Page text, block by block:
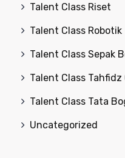
Talent Class Riset
Talent Class Robotik
Talent Class Sepak
Talent Class Tahfidz
Talent Class Tata
Uncategorized